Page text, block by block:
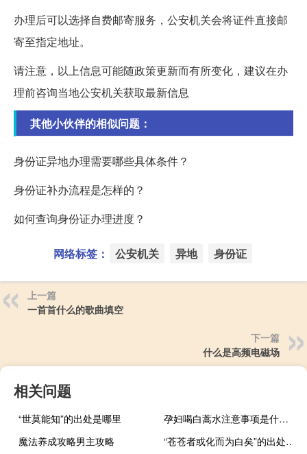
办理后可以选择自费邮寄服务，公安机关会将证件直接邮
寄至指定地址。
请注意，以上信息可能随政策更新而有所变化，建议在办
理前咨询当地公安机关获取最新信息
其他小伙伴的相似问题：
身份证异地办理需要哪些具体条件？
身份证补办流程是怎样的？
如何查询身份证办理进度？
网络标签： 公安机关 异地 身份证
上一篇
一首首什么的歌曲填空
下一篇
什么是高频电磁场
相关问题
“世莫能知”的出处是哪里
孕妇喝白蒿水注意事项是什么（孕妇喝白蒿水注意事项）
魔法养成攻略男主攻略
“苍苍者或化而为白矣”的出处是哪里